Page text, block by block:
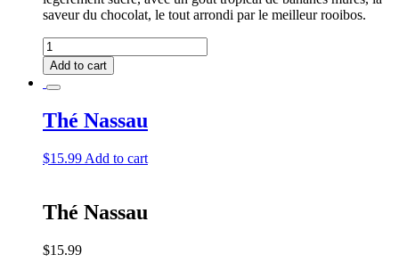
saveur du chocolat, le tout arrondi par le meilleur rooibos.
Thé
Miami
quantity
Add to cart
Thé Nassau
$15.99 Add to cart
Thé Nassau
$15.99